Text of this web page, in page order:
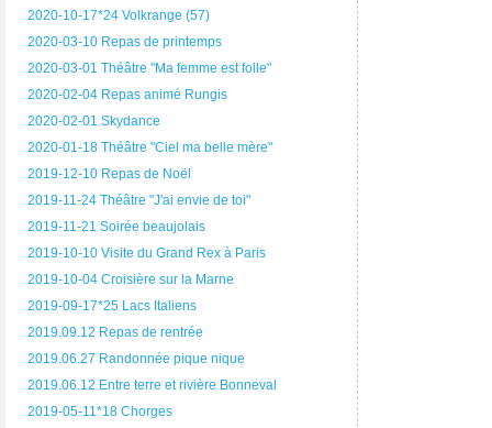
2020-10-17*24 Volkrange (57)
2020-03-10 Repas de printemps
2020-03-01 Théâtre "Ma femme est folle"
2020-02-04 Repas animé Rungis
2020-02-01 Skydance
2020-01-18 Théâtre "Ciel ma belle mère"
2019-12-10 Repas de Noël
2019-11-24 Théâtre "J'ai envie de toi"
2019-11-21 Soirée beaujolais
2019-10-10 Visite du Grand Rex à Paris
2019-10-04 Croisière sur la Marne
2019-09-17*25 Lacs Italiens
2019.09.12 Repas de rentrée
2019.06.27 Randonnée pique nique
2019.06.12 Entre terre et rivière Bonneval
2019-05-11*18 Chorges